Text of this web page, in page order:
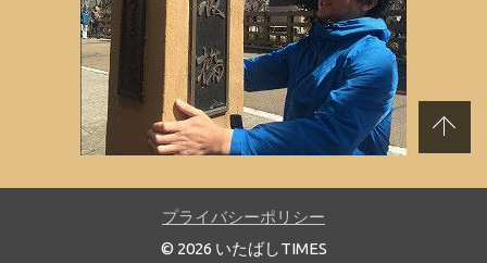
プライバシーポリシー
© 2026 いたばしTIMES